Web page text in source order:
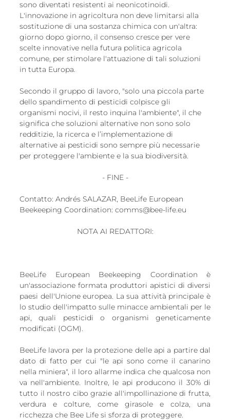
sono diventati resistenti ai neonicotinoidi.
L'innovazione in agricoltura non deve limitarsi alla
sostituzione di una sostanza chimica con un'altra:
giorno dopo giorno, il consenso cresce per vere
scelte innovative nella futura politica agricola
comune, per stimolare l'attuazione di tali soluzioni
in tutta Europa.
Secondo il gruppo di lavoro, "solo una piccola parte
dello spandimento di pesticidi colpisce gli
organismi nocivi, il resto inquina l'ambiente", il che
significa che soluzioni alternative non sono solo
redditizie, la ricerca e l’implementazione di
alternative ai pesticidi sono sempre più necessarie
per proteggere l'ambiente e la sua biodiversità.
- FINE -
Contatto: Andrés SALAZAR, BeeLife European
Beekeeping Coordination: comms@bee-life.eu
NOTA AI REDATTORI:
BeeLife European Beekeeping Coordination è
un'associazione formata produttori apistici di diversi
paesi dell'Unione europea. La sua attività principale è
lo studio dell'impatto sulle minacce ambientali per le
api, quali pesticidi o organismi geneticamente
modificati (OGM).
BeeLife lavora per la protezione delle api a partire dal
dato di fatto per cui "le api sono come il canarino
nella miniera", il loro allarme indica che qualcosa non
va nell'ambiente. Inoltre, le api producono il 30% di
tutto il nostro cibo grazie all'impollinazione di frutta,
verdura e colture, come girasole e colza, una
ricchezza che Bee Life si sforza di proteggere.